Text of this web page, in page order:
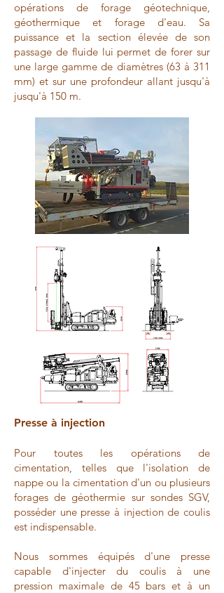
opérations de forage géotechnique,
géothermique et forage d'eau. Sa
puissance et la section élevée de son
passage de fluide lui permet de forer sur
une large gamme de diamètres (63 à 311
mm) et sur une profondeur allant jusqu'à
jusqu'à 150 m.
Presse à injection
Pour toutes les opérations de
cimentation, telles que l'isolation de
nappe ou la cimentation d'un ou plusieurs
forages de géothermie sur sondes SGV,
posséder une presse à injection de coulis
est indispensable.
Nous sommes équipés d'une presse
capable d'injecter du coulis à une
pression maximale de 45 bars et à un